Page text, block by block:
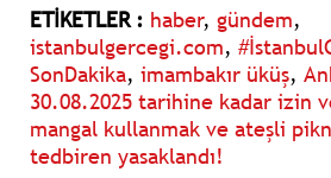
ETİKETLER : haber, gündem,
istanbulgercegi.com,
SonDakika, imambakır üküş,
30.08.2025 tarihine kadar izin
mangal kullanmak ve ateşli
tedbiren yasaklandı!